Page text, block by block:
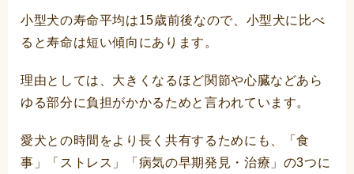
小型犬の寿命平均は15歳前後なので、小型犬に比べ
ると寿命は短い傾向にあります。
理由としては、大きくなるほど関節や心臓などあら
ゆる部分に負担がかかるためと言われています。
愛犬との時間をより長く共有するためにも、「食
事」「ストレス」「病気の早期発見・治療」の3つに